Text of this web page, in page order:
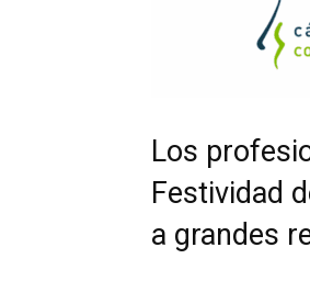
Los
Festividad
a grandes